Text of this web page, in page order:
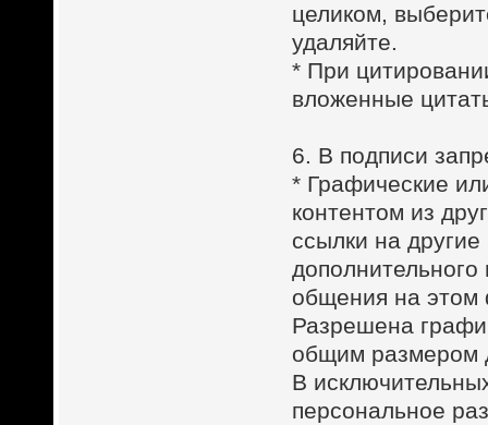
целиком,
удаляйте.
* При
вложенные
6. В подписи
* Графические
контентом из
ссылки на
общения на
Разрешена
общим размером
В
персональное